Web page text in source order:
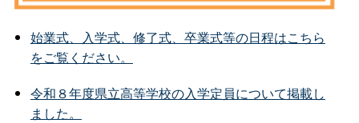
始業式、入学式、修了式、卒業式等の日程はこちら
をご覧ください。
令和８年度県立高等学校の入学定員について掲載し
ました。